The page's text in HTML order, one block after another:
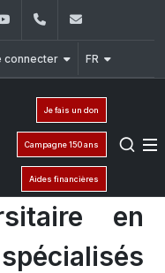
YouTube+961 (1) 421 548
connecter FR
Je fais un don
Campagne 150 ans
Aides financières
en